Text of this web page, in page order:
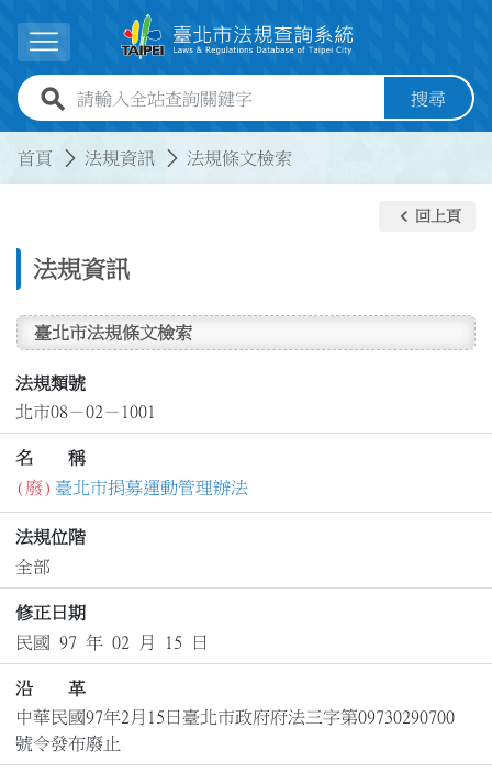
展開選單
全站查詢關鍵字欄位 搜尋
首頁 法規資訊 法規條文檢索
法規資訊
keyboard_arrow_left 回上頁
臺北市法規條文檢索
法規類號
北市08－02－1001
名 稱
(廢) 臺北市捐募運動管理辦法
法規位階
全部
修正日期
民國 97 年 02 月 15 日
沿 革
中華民國97年2月15日臺北市政府府法三字第09730290700
號令發布廢止